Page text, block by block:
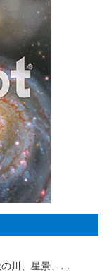
の川、星景、…